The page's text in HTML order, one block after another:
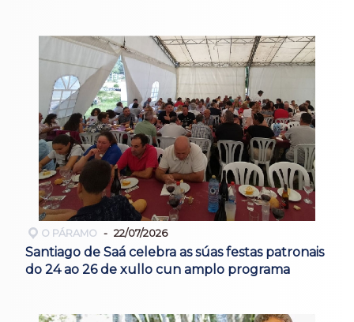
O PÁRAMO 22/07/2026
Santiago de Saá celebra as súas festas patronais
do 24 ao 26 de xullo cun amplo programa